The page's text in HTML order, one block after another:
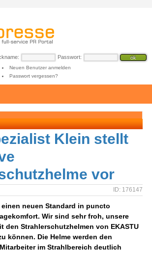
Passwort:
Neuen Benutzer anmelden
Passwort vergessen?
Klein stellt
vor
ID: 176147
einen neuen Standard in puncto
Wir sind sehr froh, unsere
den Strahlerschutzhelmen von EKASTU
können. Die Helme werden den
im Strahlbereich deutlich